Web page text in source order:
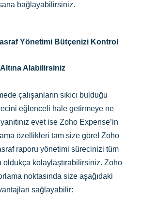
bağlayabilirsiniz.
Yönetimi Bütçenizi Kontrol
Altına Alabilirsiniz
çalışanların sıkıcı bulduğu
eğlenceli hale getirmeye ne
evet ise Zoho Expense’in
özellikleri tam size göre! Zoho
raporu yönetimi sürecinizi tüm
oldukça kolaylaştırabilirsiniz. Zoho
noktasında size aşağıdaki
sağlayabilir: